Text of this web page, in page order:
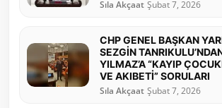
Sıla Akçaat Şubat 7, 2026
CHP GENEL BAŞKAN
SEZGİN
YILMAZ’A “KAYIP
VE AKIBETİ” SORULARI
Sıla Akçaat Şubat 7, 2026